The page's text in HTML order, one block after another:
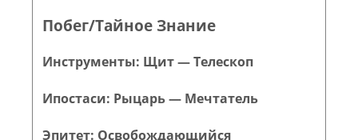
Побег/Тайное Знание
Инструменты: Щит — Телескоп
Ипостаси: Рыцарь — Мечтатель
Эпитет: Освобождающийся